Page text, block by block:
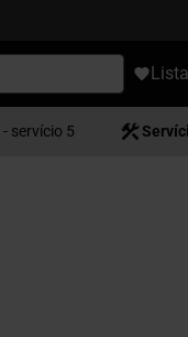
- servício 5